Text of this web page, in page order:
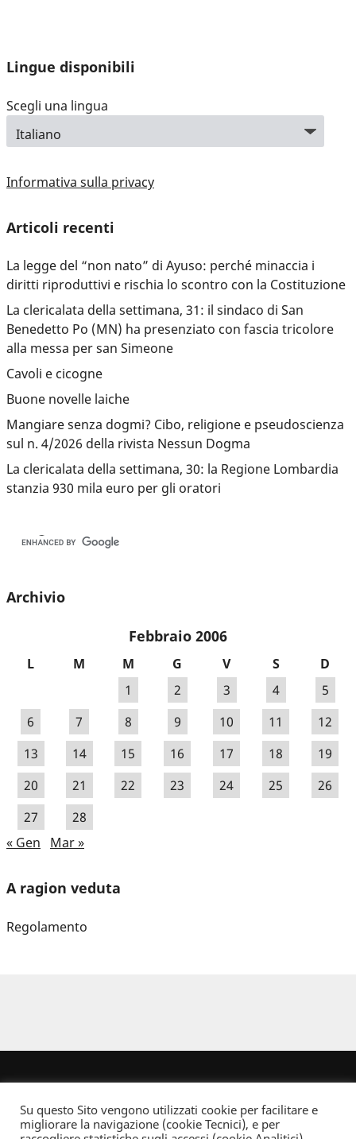
Lingue disponibili
Scegli una lingua
Informativa sulla privacy
Articoli recenti
La legge del “non nato” di Ayuso: perché minaccia i
diritti riproduttivi e rischia lo scontro con la Costituzione
La clericalata della settimana, 31: il sindaco di San
Benedetto Po (MN) ha presenziato con fascia tricolore
alla messa per san Simeone
Cavoli e cicogne
Buone novelle laiche
Mangiare senza dogmi? Cibo, religione e pseudoscienza
sul n. 4/2026 della rivista Nessun Dogma
La clericalata della settimana, 30: la Regione Lombardia
stanzia 930 mila euro per gli oratori
Archivio
Febbraio 2006
L M M G V S
D
1
2 3 4
5
6
7 8 9 10 11
12
13
14 15 16 17 18
19
20
21 22 23 24 25
26
27
28
« Gen
Mar »
A ragion veduta
Regolamento
Su questo Sito vengono utilizzati cookie per facilitare e
migliorare la navigazione (cookie Tecnici), e per